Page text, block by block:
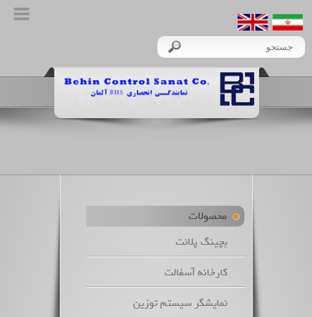
محصولات
بچینگ پلانت
کارخانه آسفالت
نمایشگر سیستم توزین